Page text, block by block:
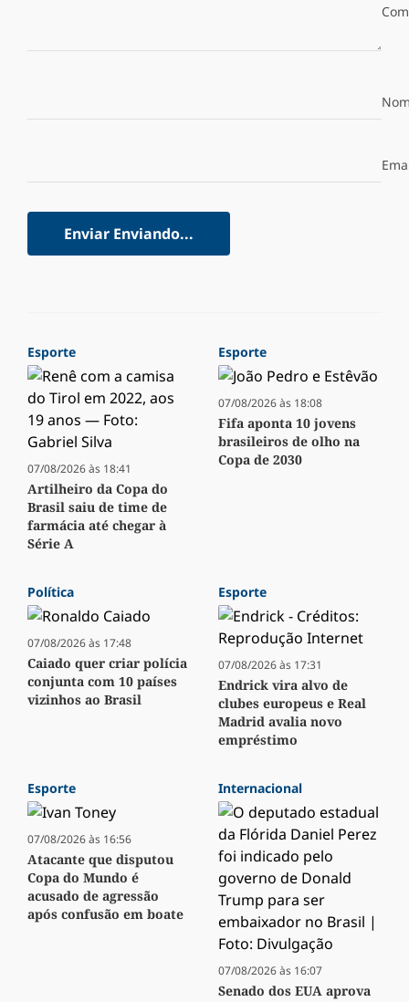
Enviar Enviando...
Esporte
07/08/2026 às 18:41
Artilheiro da Copa do
Brasil saiu de time de
farmácia até chegar à
Série A
Esporte
07/08/2026 às 18:08
Fifa aponta 10 jovens
brasileiros de olho na
Copa de 2030
Política
07/08/2026 às 17:48
Caiado quer criar polícia
conjunta com 10 países
vizinhos ao Brasil
Esporte
07/08/2026 às 17:31
Endrick vira alvo de
clubes europeus e Real
Madrid avalia novo
empréstimo
Esporte
07/08/2026 às 16:56
Atacante que disputou
Copa do Mundo é
acusado de agressão
após confusão em boate
Internacional
07/08/2026 às 16:07
Senado dos EUA aprova